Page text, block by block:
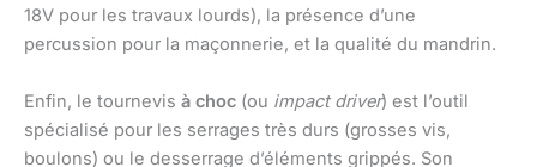
18V pour les travaux lourds), la présence d’une
percussion pour la maçonnerie, et la qualité du mandrin.
Enfin, le tournevis à choc (ou impact driver) est l’outil
spécialisé pour les serrages très durs (grosses vis,
boulons) ou le desserrage d’éléments grippés. Son